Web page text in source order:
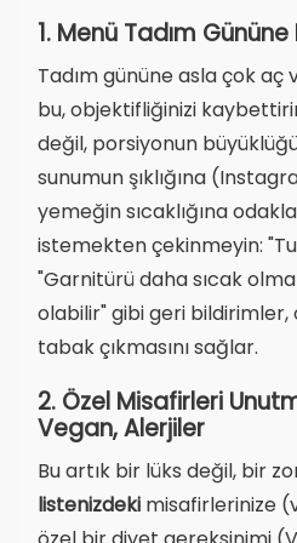
1. Menü Tadım Gününe
Tadım gününe asla çok
bu, objektifliğinizi
değil, porsiyonun
sunumun şıklığına
yemeğin sıcaklığına
istemekten çekinmeyin:
"Garnitürü daha sıcak
olabilir" gibi geri bildirimler,
tabak çıkmasını sağlar.
2. Özel Misafirleri
Vegan, Alerjiler
Bu artık bir lüks değil, bir
listenizdeki misafirlerinize